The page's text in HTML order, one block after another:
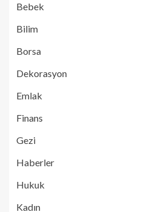
Bebek
Bilim
Borsa
Dekorasyon
Emlak
Finans
Gezi
Haberler
Hukuk
Kadın